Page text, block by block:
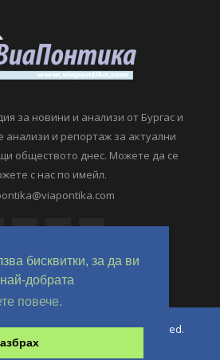
бисквитки, за да ви
добрата
повече.
за новини и анализи от Бургас и
анализи и репортаж за актуални
обществото днес. Можете да се
с нас по имейл.
ViaPontika.com. All Rights Reserved.
@ OverHertz Ltd